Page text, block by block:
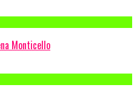
Monticello